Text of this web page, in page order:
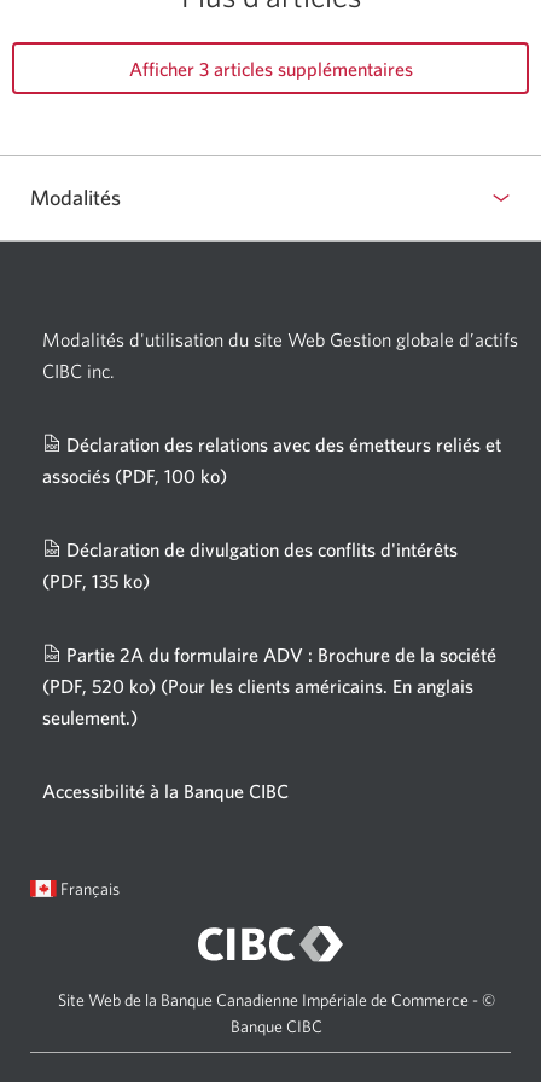
Afficher 3 articles supplémentaires
Modalités
Modalités d'utilisation du site Web Gestion globale d’actifs
CIBC inc.
Déclaration des relations avec des émetteurs reliés et
associés (PDF, 100 ko)
fenêtre
Déclaration de divulgation des conflits d'intérêts
(PDF, 135 ko)
fenêtre
s'affichera.
Partie 2A du formulaire ADV : Brochure de la société
(PDF, 520 ko) (Pour les clients américains. En anglais
seulement.)
fenêtre
Accessibilité à la Banque CIBC
Langue
Français
Site Web de la Banque Canadienne Impériale de Commerce - ©
Banque CIBC